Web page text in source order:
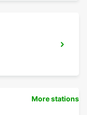
More stations